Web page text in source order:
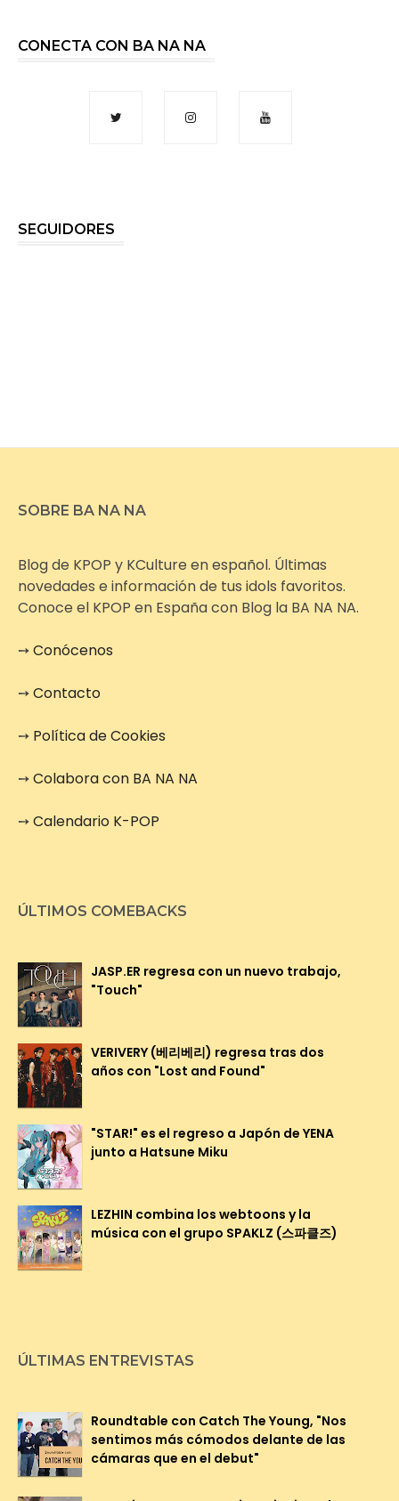
CONECTA CON BA NA NA
SEGUIDORES
SOBRE BA NA NA
Blog de KPOP y KCulture en español. Últimas
novedades e información de tus idols favoritos.
Conoce el KPOP en España con Blog la BA NA NA.
➙Conócenos
➙Contacto
➙ Política de Cookies
➙Colabora con BA NA NA
➙Calendario K-POP
ÚLTIMOS COMEBACKS
JASP.ER regresa con un nuevo trabajo,
"Touch"
VERIVERY (베리베리) regresa tras dos
años con "Lost and Found"
"STAR!" es el regreso a Japón de YENA
junto a Hatsune Miku
LEZHIN combina los webtoons y la
música con el grupo SPAKLZ (스파클즈)
ÚLTIMAS ENTREVISTAS
Roundtable con Catch The Young, "Nos
sentimos más cómodos delante de las
cámaras que en el debut"